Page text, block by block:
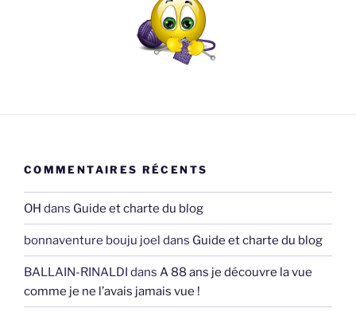
COMMENTAIRES RÉCENTS
OH dans Guide et charte du blog
bonnaventure bouju joel dans Guide et charte du blog
BALLAIN-RINALDI dans A 88 ans je découvre la vue
comme je ne l’avais jamais vue !